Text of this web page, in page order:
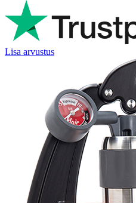
Lisa arvustus